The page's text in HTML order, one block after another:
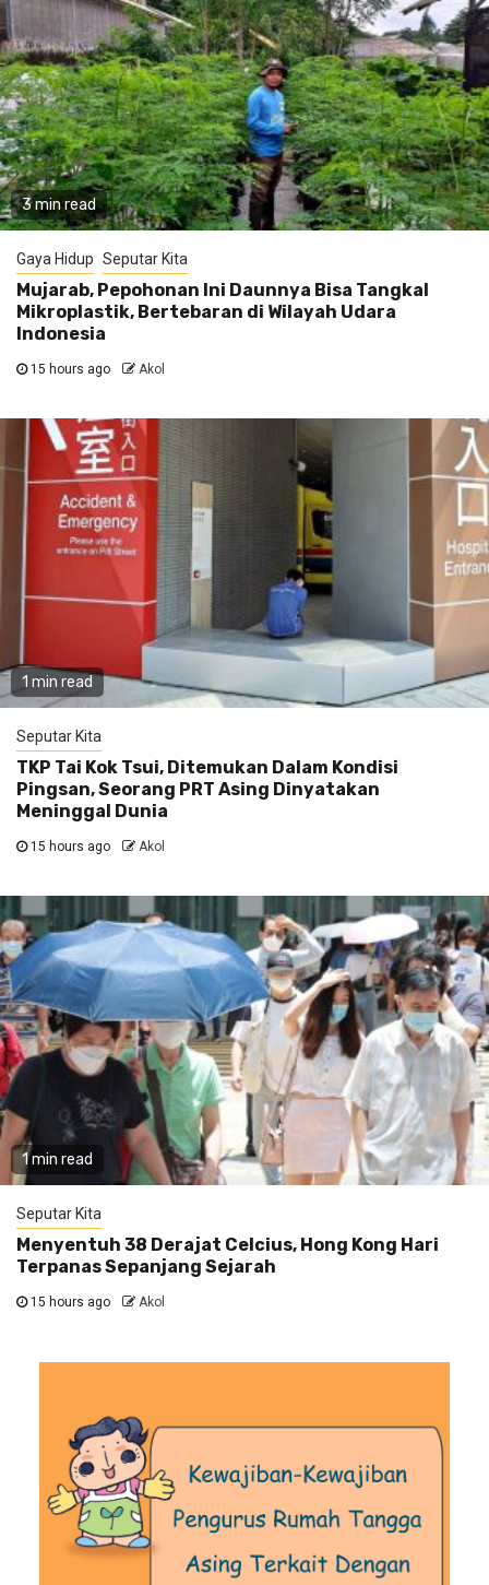
3 min read
Gaya Hidup Seputar Kita
Mujarab, Pepohonan Ini Daunnya Bisa Tangkal
Mikroplastik, Bertebaran di Wilayah Udara
Indonesia
15 hours ago Akol
1 min read
Seputar Kita
TKP Tai Kok Tsui, Ditemukan Dalam Kondisi
Pingsan, Seorang PRT Asing Dinyatakan
Meninggal Dunia
15 hours ago Akol
1 min read
Seputar Kita
Menyentuh 38 Derajat Celcius, Hong Kong Hari
Terpanas Sepanjang Sejarah
15 hours ago Akol